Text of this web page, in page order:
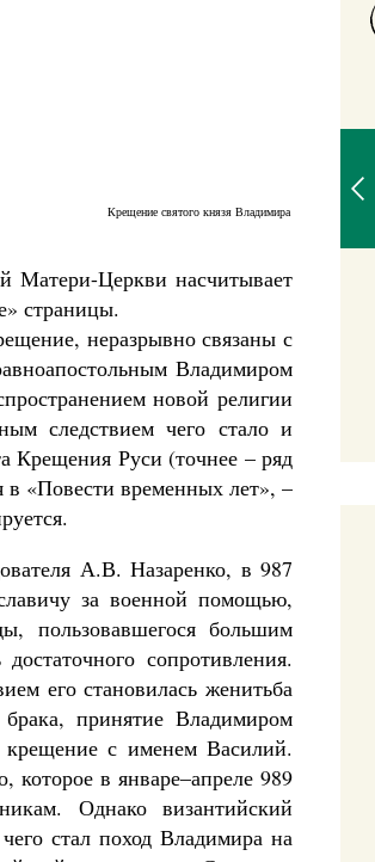
Крещение святого князя Владимира
Матери-Церкви насчитывает
страницы.
неразрывно связаны с
Владимиром
новой религии
следствием чего стало и
Крещения Руси (точнее – ряд
в «Повести временных лет», –
А.В. Назаренко, в 987
за военной помощью,
пользовавшегося большим
сопротивления.
его становилась женитьба
принятие Владимиром
с именем Василий.
которое в январе–апреле 989
Однако византийский
стал поход Владимира на
Великомученик Георгий Победоносец. Научись у
святого
Роман Котов